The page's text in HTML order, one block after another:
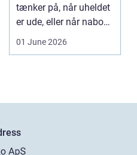
tænker på, når uheldet
er ude, eller når naboen
har haft indbru...
01 June 2026